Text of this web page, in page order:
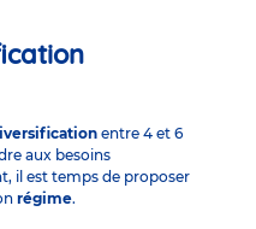
entre 4 et 6
aux besoins
il est temps de proposer
régime.